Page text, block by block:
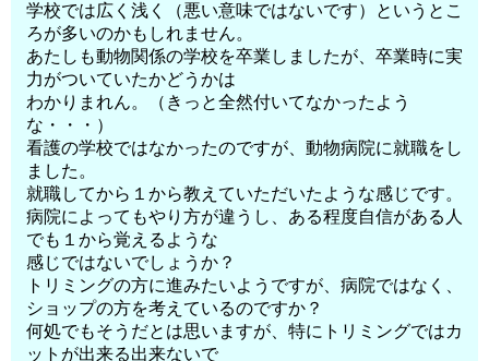
学校では広く浅く（悪い意味ではないです）というとこ
ろが多いのかもしれません。
あたしも動物関係の学校を卒業しましたが、卒業時に実
力がついていたかどうかは
わかりまれん。（きっと全然付いてなかったよう
な・・・）
看護の学校ではなかったのですが、動物病院に就職をし
ました。
就職してから１から教えていただいたような感じです。
病院によってもやり方が違うし、ある程度自信がある人
でも１から覚えるような
感じではないでしょうか？
トリミングの方に進みたいようですが、病院ではなく、
ショップの方を考えているのですか？
何処でもそうだとは思いますが、特にトリミングではカ
ットが出来る出来ないで